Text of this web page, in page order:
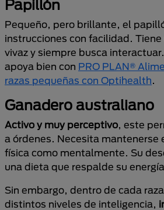
Papillón
Pequeño, pero brillante, el
instrucciones con facilidad.
vivaz y siempre busca
apoya bien con PRO PLAN®
razas pequeñas con Optihealth.
Ganadero australiano
Activo y muy perceptivo, este
a órdenes. Necesita
física como mentalmente. Su
una dieta que respalde su
Sin embargo, dentro de cada
distintos niveles de inteligencia,